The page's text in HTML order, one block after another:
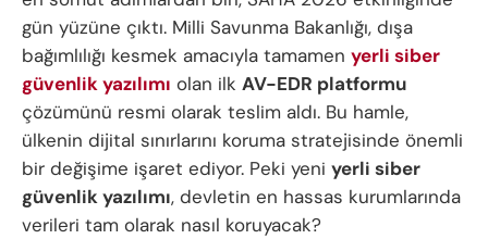
gün yüzüne çıktı. Milli Savunma Bakanlığı, dışa
bağımlılığı kesmek amacıyla tamamen yerli siber
güvenlik yazılımı olan ilk AV-EDR platformu
çözümünü resmi olarak teslim aldı. Bu hamle,
ülkenin dijital sınırlarını koruma stratejisinde önemli
bir değişime işaret ediyor. Peki yeni yerli siber
güvenlik yazılımı, devletin en hassas kurumlarında
verileri tam olarak nasıl koruyacak?